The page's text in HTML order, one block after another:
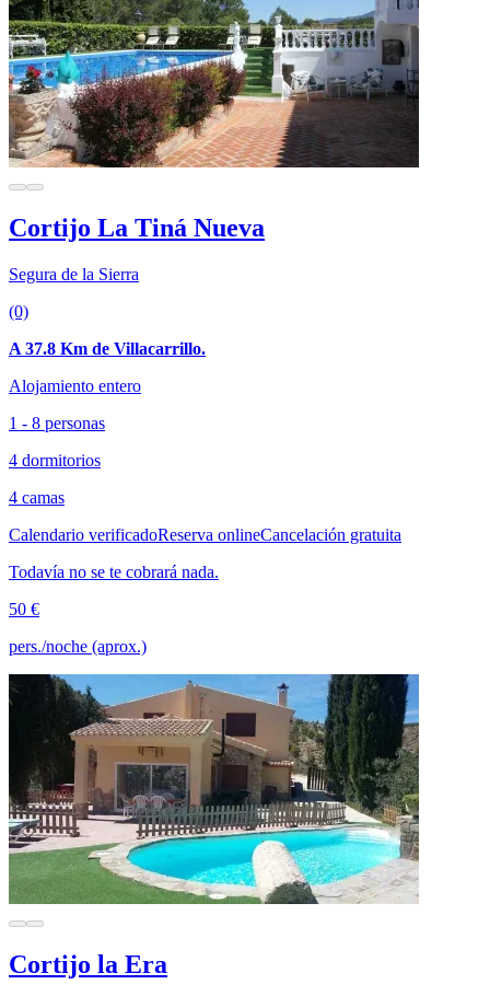
Cortijo La Tiná Nueva
Segura de la Sierra
(0)
A 37.8 Km de Villacarrillo.
Alojamiento entero
1 - 8 personas
4 dormitorios
4 camas
Calendario verificadoReserva onlineCancelación gratuita
Todavía no se te cobrará nada.
50 €
pers./noche (aprox.)
Cortijo la Era